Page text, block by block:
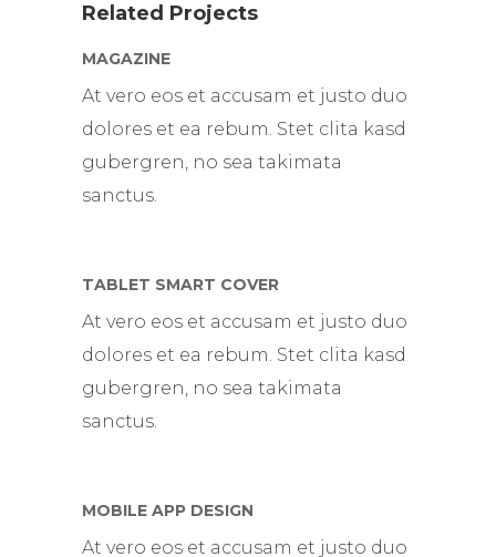
Related Projects
MAGAZINE
At vero eos et accusam et justo duo
dolores et ea rebum. Stet clita kasd
gubergren, no sea takimata
sanctus.
TABLET SMART COVER
At vero eos et accusam et justo duo
dolores et ea rebum. Stet clita kasd
gubergren, no sea takimata
sanctus.
MOBILE APP DESIGN
At vero eos et accusam et justo duo